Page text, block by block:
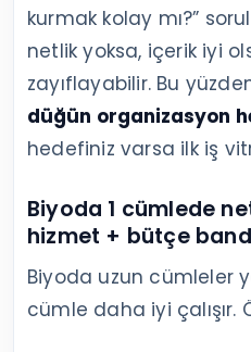
kurmak kolay mı?”
netlik yoksa, içerik iyi
zayıflayabilir. Bu
düğün organizasyon
hedefiniz varsa ilk iş
Biyoda 1 cümlede
hizmet + bütçe
Biyoda uzun cümleler
cümle daha iyi çalışır.